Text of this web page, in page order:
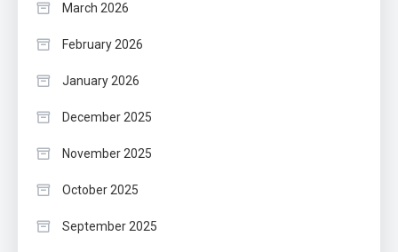
March 2026
February 2026
January 2026
December 2025
November 2025
October 2025
September 2025